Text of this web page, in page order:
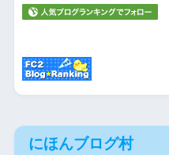
にほんブログ村